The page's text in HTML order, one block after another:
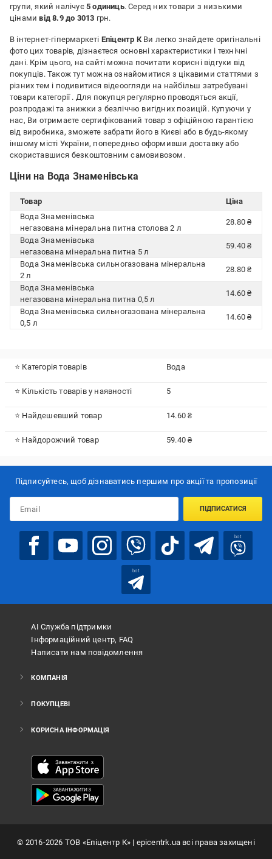
групи, який налічує 5 одиниць. Серед них товари з низькими
цінамивід 8.9 до 3013 грн.
В інтернет-гіпермаркеті Епіцентр КВи легко знайдете оригінальні
фото цих товарів, дізнаєтеся основні характеристики і технічні
дані. Крім цього, на сайті можна почитати корисні відгуки від
покупців. Також тут можна ознайомитися з цікавими статтями з
різних тем і подивитися відеоогляди на найбільш затребувані
товари категорії . Для покупця регулярно проводяться акції,
розпродажі та знижки з безліччю вигідних позицій. Купуючи у
нас, Ви отримаєте сертифікований товар з офіційною гарантією
від виробника, зможете забрати його в Києві або в будь-якому
іншому місті України, попередньо оформивши доставку або
скориставшися безкоштовним самовивозом.
Ціни на Вода Знаменівська
Товар
Ціна
Вода Знаменівська
негазована мінеральна питна столова 2 л
28.80 ₴
Вода Знаменівська
негазована мінеральна питна 5 л
59.40 ₴
Вода Знаменівська сильногазована мінеральна
2 л
28.80 ₴
Вода Знаменівська
негазована мінеральна питна 0,5 л
14.60 ₴
Вода Знаменівська сильногазована мінеральна
0,5 л
14.60 ₴
⭐ Категорія товарів Вода
⭐ Кількість товарів у наявності 5
⭐ Найдешевший товар 14.60 ₴
⭐ Найдорожчий товар 59.40 ₴
Підписуйтесь, щоб дізнаватись першим про акції та пропозиції
ПІДПИСАТИСЯ
bot
bot
АІ Служба підтримки
Інформаційний центр, FAQ
Написати нам повідомлення
КОМПАНІЯ
ПОКУПЦЕВІ
КОРИСНА ІНФОРМАЦІЯ
© 2016-2026 ТОВ «Епіцентр К»| epicentrk.ua всі права захищені